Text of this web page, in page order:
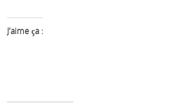
J’aime ça :